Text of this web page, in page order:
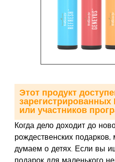
Когда дело доходит до
рождественских
думаем о детях. Если вы
Этот продукт
зарегистрированных
или участников